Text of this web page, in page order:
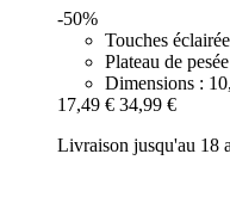
-50%
Touches
Plateau de
Dimensions :
17,49 € 34,99 €
Livraison jusqu'au 18